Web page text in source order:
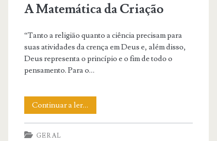
Providência
Divina?
A Matemática da Criação
“Tanto a religião quanto a ciência precisam para
suas atividades da crença em Deus e, além disso,
Deus representa o princípio e o fim de todo o
pensamento. Para o…
Continuar a ler…
Matemática
GERAL